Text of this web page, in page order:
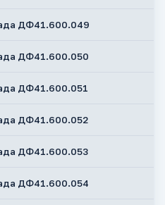
ДФ41.600.049
ДФ41.600.050
ДФ41.600.051
ДФ41.600.052
ДФ41.600.053
ДФ41.600.054